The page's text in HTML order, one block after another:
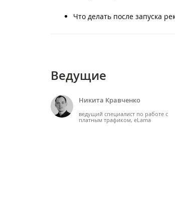
Что делать после запуска
Ведущие
Никита Кравченко
ведущий специалист по работе с
платным трафиком, eLama